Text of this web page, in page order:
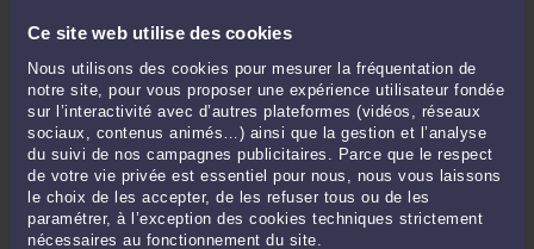
Ce site web utilise des cookies
Nous utilisons des cookies pour mesurer la fréquentation de
notre site, pour vous proposer une expérience utilisateur fondée
sur l’interactivité avec d’autres plateformes (vidéos, réseaux
sociaux, contenus animés…) ainsi que la gestion et l’analyse
du suivi de nos campagnes publicitaires. Parce que le respect
de votre vie privée est essentiel pour nous, nous vous laissons
le choix de les accepter, de les refuser tous ou de les
paramétrer, à l’exception des cookies techniques strictement
nécessaires au fonctionnement du site.
un étranger-Le 26 juil. 2021 à 17:28
La compétence de la DREETS en droit de l'immigration-Le 8 juil. 2021 à 17:46
Le viol et l'emprise en droit pénal : quelle relation ? -Le 28 juin 2021 à 17:36
Les nouvelles étapes de la demande d'introduction de salarié étranger-
18 juin 2021 à 19:34
Nouvelle procédure de demande d'autorisation de travail en ligne
mai 2021 à 19:20